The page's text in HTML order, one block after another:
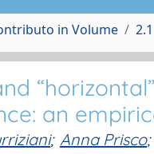
in Volume
an
; Anna Prisco;